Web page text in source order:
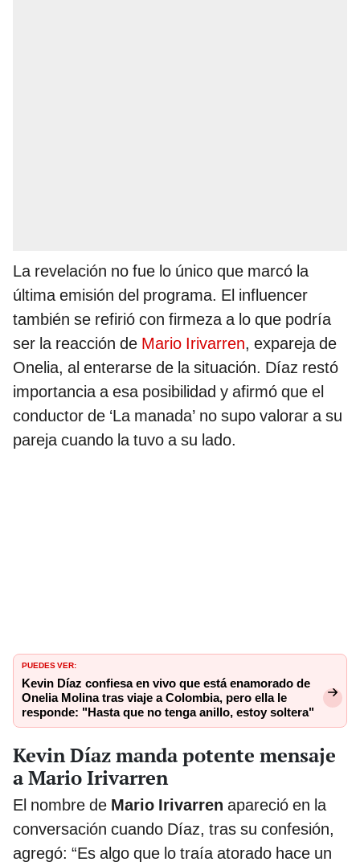
La revelación no fue lo único que marcó la
última emisión del programa. El influencer
también se refirió con firmeza a lo que podría
ser la reacción de Mario Irivarren, expareja de
Onelia, al enterarse de la situación. Díaz restó
importancia a esa posibilidad y afirmó que el
conductor de ‘La manada’ no supo valorar a su
pareja cuando la tuvo a su lado.
PUEDES VER:
Kevin Díaz confiesa en vivo que está enamorado de
Onelia Molina tras viaje a Colombia, pero ella le
responde: "Hasta que no tenga anillo, estoy soltera"
Kevin Díaz manda potente mensaje
a Mario Irivarren
El nombre de Mario Irivarren apareció en la
conversación cuando Díaz, tras su confesión,
agregó: “Es algo que lo traía atorado hace un